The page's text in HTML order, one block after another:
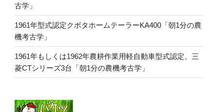
古学」
1961年型式認定クボタホームテーラーKA400「朝1分の農
機考古学」
1961年もしくは1962年農耕作業用軽自動車型式認定。三
菱CTシリーズ3台「朝1分の農機考古学」